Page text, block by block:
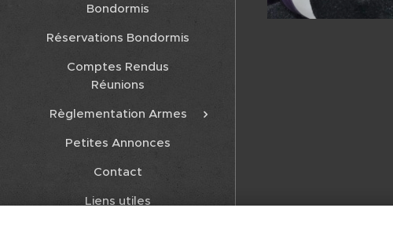
Bondormis
Réservations Bondormis
Comptes Rendus
Réunions
Règlementation Armes
Petites Annonces
Contact
Liens utiles